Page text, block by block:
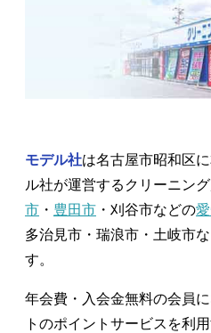
モデル社は名古屋市昭和区
ル社が運営するクリーニング
市 ・ 豊田市 ・刈谷市などの
多治見市・瑞浪市・土岐市
す。
年会費・入会金無料の会員
トのポイントサービスを利